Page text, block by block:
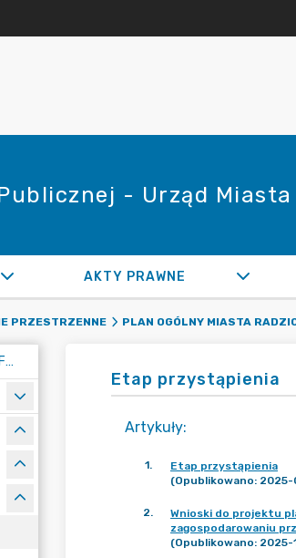
- Urząd Miasta
AKTY PRAWNE
PRZESTRZENNE PLAN OGÓLNY MIASTA
WYKAZ DANYCH ZAWIERAJĄCYCH INFORMACJE O ŚRODOWISKU I JEGO OCHRONIE
Etap przystąpienia
Artykuły:
1.
Etap przystąpienia
(Opublikowano:
2.
Wnioski do projektu
zagospodarowaniu
(Opublikowano: 2025-